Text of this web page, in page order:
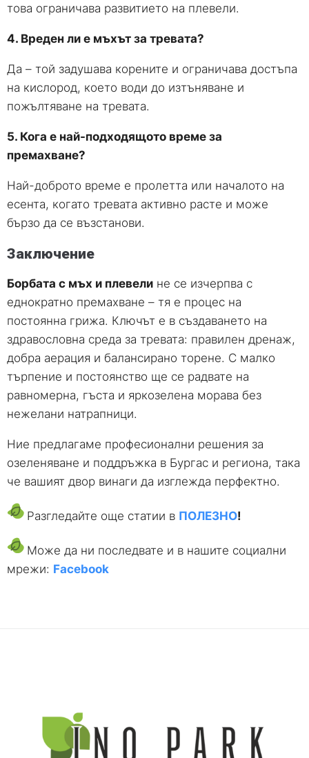
това ограничава развитието на плевели.
4. Вреден ли е мъхът за тревата?
Да – той задушава корените и ограничава достъпа
на кислород, което води до изтъняване и
пожълтяване на тревата.
5. Кога е най-подходящото време за
премахване?
Най-доброто време е пролетта или началото на
есента, когато тревата активно расте и може
бързо да се възстанови.
Заключение
Борбата с мъх и плевели не се изчерпва с
еднократно премахване – тя е процес на
постоянна грижа. Ключът е в създаването на
здравословна среда за тревата: правилен дренаж,
добра аерация и балансирано торене. С малко
търпение и постоянство ще се радвате на
равномерна, гъста и яркозелена морава без
нежелани натрапници.
Ние предлагаме професионални решения за
озеленяване и поддръжка в Бургас и региона, така
че вашият двор винаги да изглежда перфектно.
Разгледайте още статии в ПОЛЕЗНО!
Може да ни последвате и в нашите социални
мрежи: Facebook